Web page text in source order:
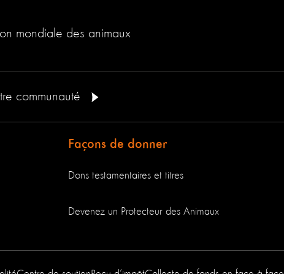
mondiale des animaux
communauté
Façons de donner
Dons testamentaires et titres
Devenez un Protecteur des Animaux